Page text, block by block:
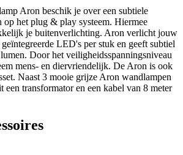
Aron beschik je over een subtiele
op het plug & play systeem. Hiermee
je buitenverlichting. Aron verlicht jouw
LED's per stuk en geeft subtiel
Door het veiligheidsspanningsniveau
mens- en diervriendelijk. De Aron is ook
Naast 3 mooie grijze Aron wandlampen
een transformator en een kabel van 8 meter